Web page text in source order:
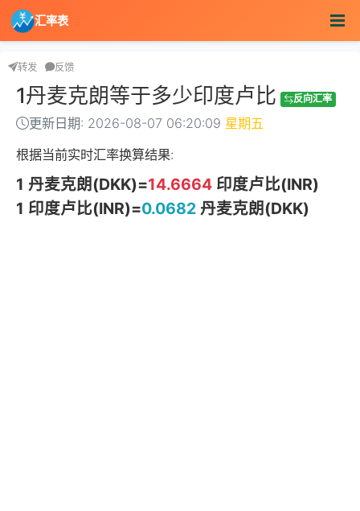
汇率表
转发 反馈
1丹麦克朗等于多少印度卢比 反向汇率
更新日期: 2026-08-07 06:20:09 星期五
根据当前实时汇率换算结果:
1 丹麦克朗(DKK)=14.6664印度卢比(INR)
1 印度卢比(INR)=0.0682丹麦克朗(DKK)